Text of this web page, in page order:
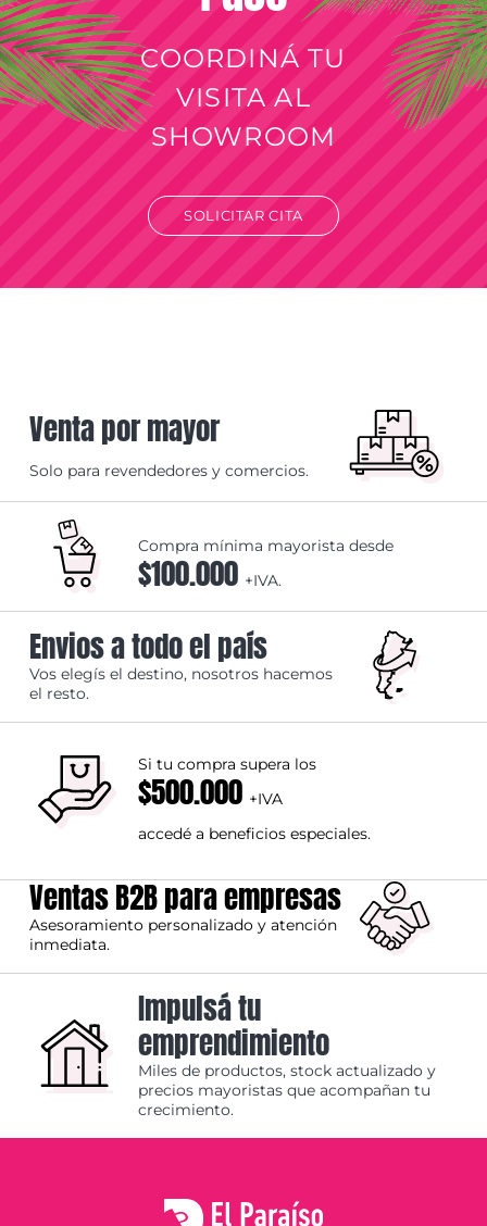
COORDINÁ TU
VISITA AL
SHOWROOM
SOLICITAR CITA
Venta por mayor
Solo para revendedores y comercios.
Compra mínima mayorista desde
$100.000 +IVA.
Envios a todo el país
Vos elegís el destino, nosotros hacemos
el resto.
Si tu compra supera los
$500.000 +IVA
accedé a beneficios especiales.
Ventas B2B para empresas
Asesoramiento personalizado y atención
inmediata.
Impulsá tu
emprendimiento
Miles de productos, stock actualizado y
precios mayoristas que acompañan tu
crecimiento.